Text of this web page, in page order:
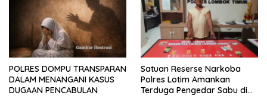
POLRES DOMPU TRANSPARAN
DALAM MENANGANI KASUS
DUGAAN PENCABULAN
Satuan Reserse Narkoba
Polres Lotim Amankan
Terduga Pengedar Sabu di